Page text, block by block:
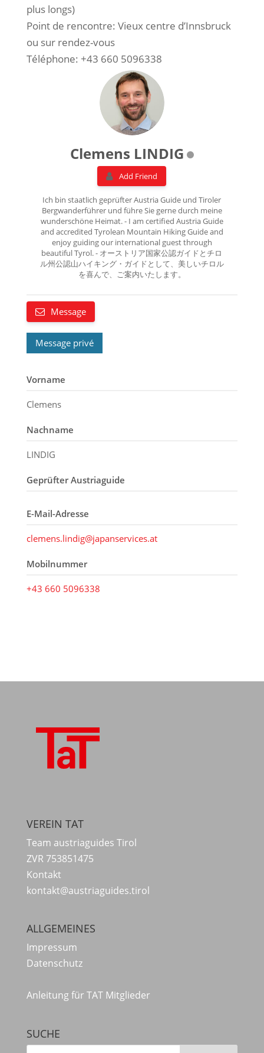
plus longs)
Point de rencontre: Vieux centre d’Innsbruck
ou sur rendez-vous
Téléphone: +43 660 5096338
Clemens LINDIG
Add Friend
Ich bin staatlich geprüfter Austria Guide und Tiroler
Bergwanderführer und führe Sie gerne durch meine
wunderschöne Heimat. - I am certified Austria Guide
and accredited Tyrolean Mountain Hiking Guide and
enjoy guiding our international guest through
beautiful Tyrol. - オーストリア国家公認ガイドとチロ
ル州公認山ハイキング・ガイドとして、美しいチロル
を喜んで、ご案内いたします。
Message
Message privé
Vorname
Clemens
Nachname
LINDIG
Geprüfter Austriaguide
E-Mail-Adresse
clemens.lindig@japanservices.at
Mobilnummer
+43 660 5096338
VEREIN TAT
Team austriaguides Tirol
ZVR 753851475
Kontakt
kontakt@austriaguides.tirol
ALLGEMEINES
Impressum
Datenschutz
Anleitung für TAT Mitglieder
SUCHE